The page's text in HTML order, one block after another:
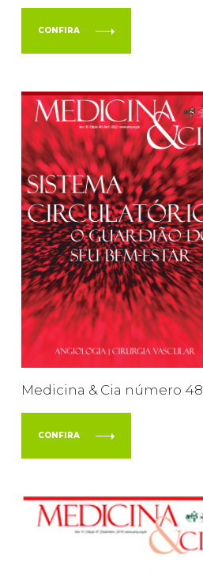
CONFIRA
Medicina & Cia número 48
CONFIRA